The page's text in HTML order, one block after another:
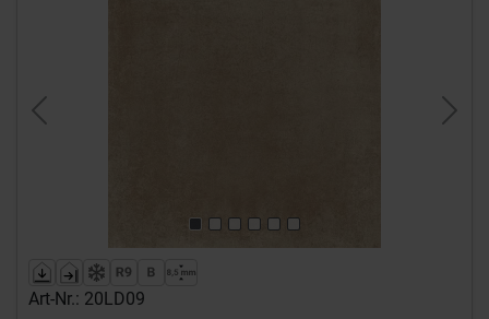
Previous Next
Art-Nr.: 20LD09